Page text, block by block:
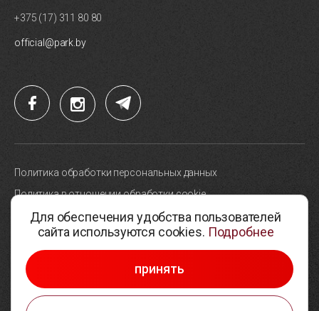
+375 (17) 311 80 80
official@park.by
© 2005-2026, Парк высоких технологий
Разработка сайтов —Студия Борового
Политика обработки персональных данных
Политика в отношении обработки cookie
Карта сайта
Выбор настроек cookie
Для обеспечения удобства пользователей
сайта используются cookies. Подробнее
принять